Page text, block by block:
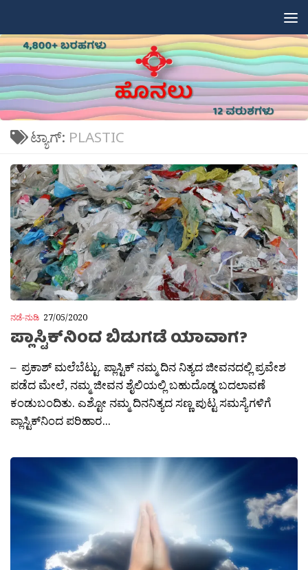
ಟ್ಯಾಗ್: PLASTIC
ನಡೆ-ನುಡಿ 27/05/2020
ಪ್ಲಾಸ್ಟಿಕ್‌ನಿಂದ ಬಿಡುಗಡೆ ಯಾವಾಗ?
– ಪ್ರಕಾಶ್‌ ಮಲೆಬೆಟ್ಟು. ಪ್ಲಾಸ್ಟಿಕ್ ನಮ್ಮ ದಿನ ನಿತ್ಯದ ಜೀವನದಲ್ಲಿ ಪ್ರವೇಶ
ಪಡೆದ ಮೇಲೆ, ನಮ್ಮ ಜೀವನ ಶೈಲಿಯಲ್ಲಿ ಬಹುದೊಡ್ಡ ಬದಲಾವಣೆ
ಕಂಡುಬಂದಿತು. ಎಶ್ಟೋ ನಮ್ಮ ದಿನನಿತ್ಯದ ಸಣ್ಣ ಪುಟ್ಟ ಸಮಸ್ಯೆಗಳಿಗೆ
ಪ್ಲಾಸ್ಟಿಕ್‌ನಿಂದ ಪರಿಹಾರ...